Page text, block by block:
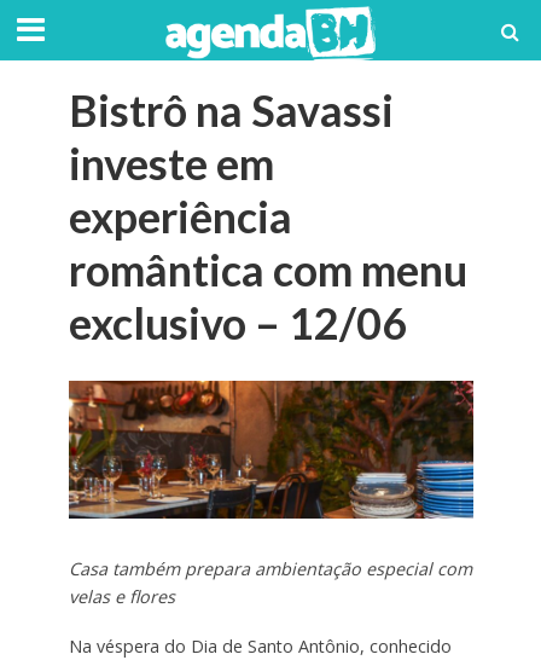
Bistrô na Savassi
investe em
experiência
romântica com menu
exclusivo – 12/06
Casa também prepara ambientação especial com
velas e flores
Na véspera do Dia de Santo Antônio, conhecido